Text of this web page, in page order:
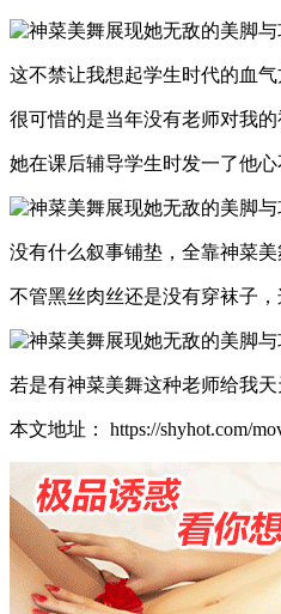
这不禁让我想起学生时代的血
很可惜的是当年没有老师对我
她在课后辅导学生时发一了他
没有什么叙事铺垫，全靠神菜
不管黑丝肉丝还是没有穿袜子
若是有神菜美舞这种老师给我
本文地址： https://shyhot.com/